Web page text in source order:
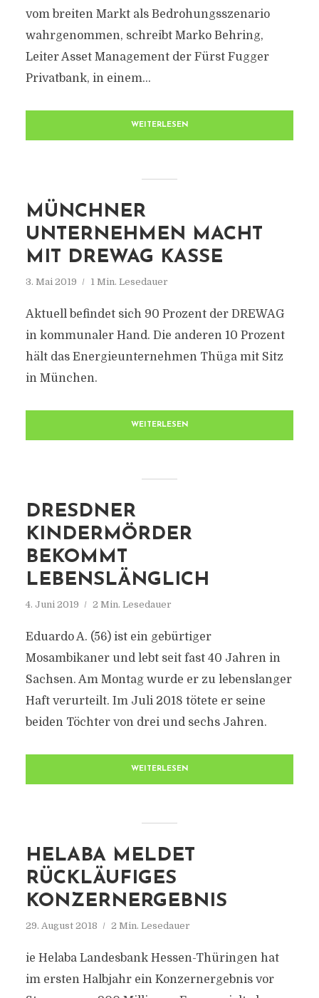
vom breiten Markt als Bedrohungsszenario
wahrgenommen, schreibt Marko Behring,
Leiter Asset Management der Fürst Fugger
Privatbank, in einem...
WEITERLESEN
MÜNCHNER
UNTERNEHMEN MACHT
MIT DREWAG KASSE
3. Mai 2019 1 Min. Lesedauer
Aktuell befindet sich 90 Prozent der DREWAG
in kommunaler Hand. Die anderen 10 Prozent
hält das Energieunternehmen Thüga mit Sitz
in München.
WEITERLESEN
DRESDNER
KINDERMÖRDER
BEKOMMT
LEBENSLÄNGLICH
4. Juni 2019 2 Min. Lesedauer
Eduardo A. (56) ist ein gebürtiger
Mosambikaner und lebt seit fast 40 Jahren in
Sachsen. Am Montag wurde er zu lebenslanger
Haft verurteilt. Im Juli 2018 tötete er seine
beiden Töchter von drei und sechs Jahren.
WEITERLESEN
HELABA MELDET
RÜCKLÄUFIGES
KONZERNERGEBNIS
29. August 2018 2 Min. Lesedauer
ie Helaba Landesbank Hessen-Thüringen hat
im ersten Halbjahr ein Konzernergebnis vor